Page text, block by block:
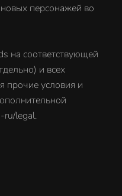
персонажей во
на соответствующей
и всех
прочие условия и
ru/legal.